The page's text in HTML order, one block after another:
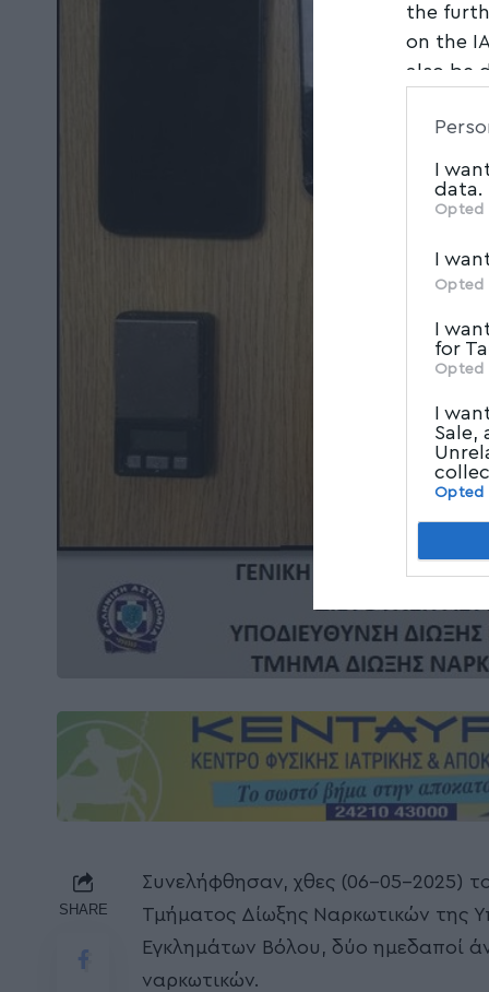
the
on the
also be
parties.
I
data.
Opted
I
Opted
I
for
Opted
I
Sale,
Opted
SHARE
Συνελήφθησαν, χθες (06-05-2025)
Τμήματος Δίωξης Ναρκωτικών της
Εγκλημάτων Βόλου, δύο ημεδαποί
ναρκωτικών.